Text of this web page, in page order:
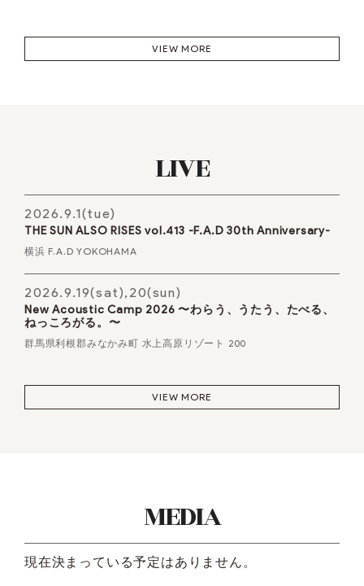
VIEW MORE
LIVE
2026.9.1(tue)
THE SUN ALSO RISES vol.413 -F.A.D 30th Anniversary-
横浜 F.A.D YOKOHAMA
2026.9.19(sat),20(sun)
New Acoustic Camp 2026 〜わらう、うたう、たべる、
ねっころがる。〜
群馬県利根郡みなかみ町 水上高原リゾート 200
VIEW MORE
MEDIA
現在決まっている予定はありません。